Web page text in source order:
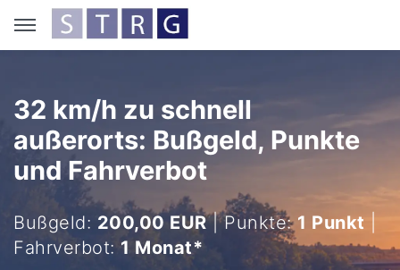
32 km/h zu schnell
außerorts: Bußgeld, Punkte
und Fahrverbot
Bußgeld: 200,00 EUR| Punkte: 1 Punkt
Fahrverbot: 1 Monat*